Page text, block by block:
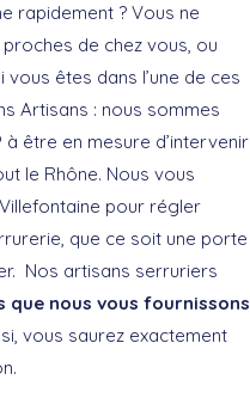
rapidement ? Vous ne
de chez vous, ou
êtes dans l’une de ces
Artisans : nous sommes
être en mesure d’intervenir
le Rhône. Nous vous
pour régler
que ce soit une porte
Nos artisans serruriers
que nous vous fournissons
vous saurez exactement